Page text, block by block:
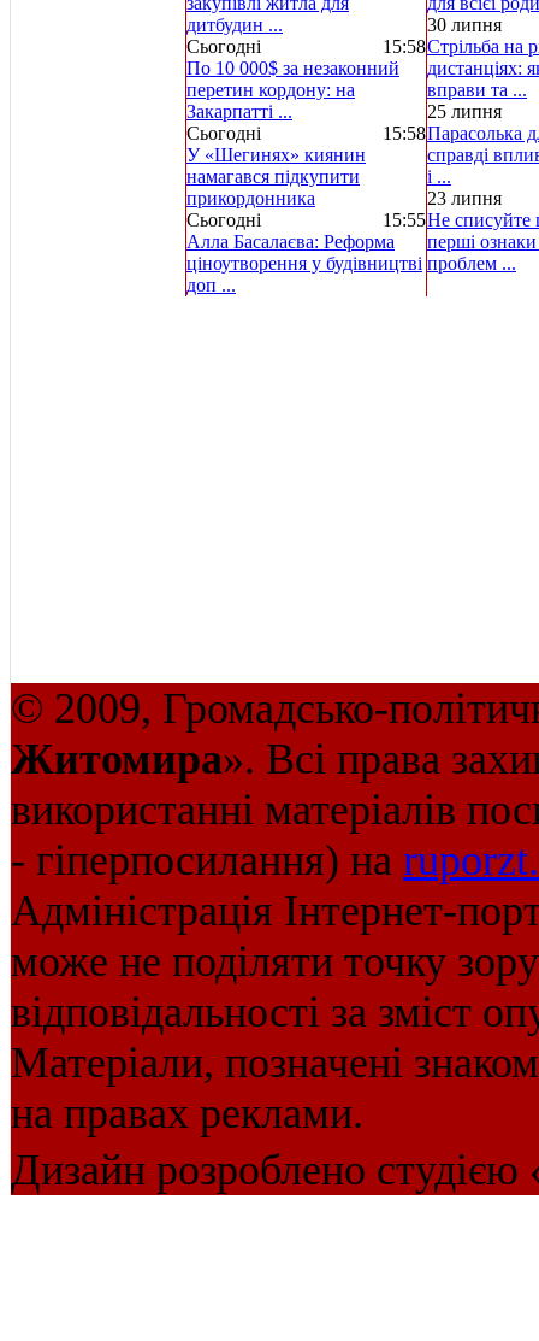
дитбудин ...
Сьогодні
15:58
По 10 000$ за незаконний
перетин кордону: на
Закарпатті ...
Сьогодні
15:58
У «Шегинях» киянин
намагався підкупити
прикордонника
Сьогодні
15:55
Алла Басалаєва: Реформа
ціноутворення у будівництві
доп ...
30 липня
Стрільба на
дистанціях:
вправи та ...
25 липня
Парасолька
справді
і ...
23 липня
Не списуйте
перші
проблем ...
© 2009, Громадсько-
Житомира». Всі права
використанні матеріалів
- гіперпосилання) на
Адміністрація Інтернет-
може не поділяти точку
відповідальності за зміст
Матеріали, позначені
на правах реклами.
Дизайн розроблено студією